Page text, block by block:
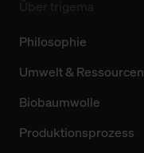
Philosophie
Umwelt & Ressourcen
Biobaumwolle
Produktionsprozess